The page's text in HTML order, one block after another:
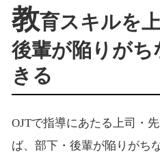
教育スキルを
後輩が陥りがち
きる
OJTで指導にあたる上司・
ば、部下・後輩が陥りがち